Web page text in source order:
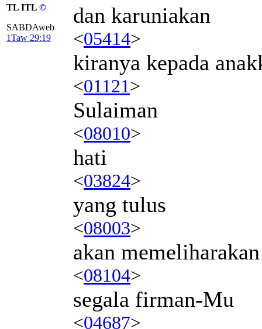
TL ITL ©
SABDAweb
1Taw 29:19
dan karuniakan
<05414>
kiranya kepada
<01121>
Sulaiman
<08010>
hati
<03824>
yang tulus
<08003>
akan memeliharakan
<08104>
segala firman-Mu
<04687>